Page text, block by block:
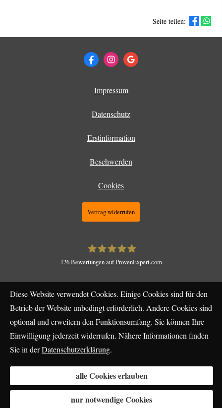
Seite teilen:
Impressum
Datenschutz
Erstinformation
Beschwerden
Cookies
Vertrag widerrufen
126Bewertungen auf ProvenExpert.com
Diese Website verwendet Cookies. Einige Cookies sind für den
Betrieb der Website unbedingt erforderlich. Andere Cookies sind
optional und erweitern den Funktionsumfang. Sie können Ihre
Einwilligung jederzeit widerrufen. Nähere Informationen finden
Sie in derDatenschutzerklärung.
alle Cookies erlauben
nur notwendige Cookies